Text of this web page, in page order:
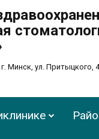
Минск, ул. Притыцкого,